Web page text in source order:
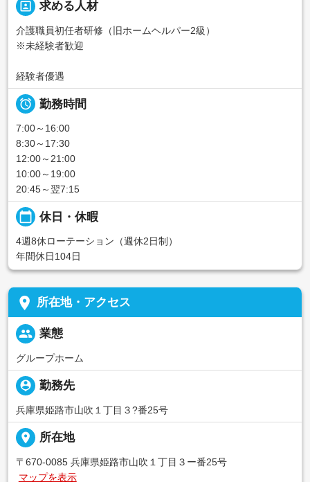
portrait 求める人材
介護職員初任者研修（旧ホームヘルパー2級）
※未経験者歓迎
経験者優遇
 勤務時間
7:00～16:00
8:30～17:30
12:00～21:00
10:00～19:00
20:45～翌7:15
calendar_today 休日・休暇
4週8休ローテーション（週休2日制）
年間休日104日
place 所在地・アクセス
people 業態
グループホーム
person_pin 勤務先
兵庫県姫路市山吹１丁目３?番25号
place 所在地
〒670-0085 兵庫県姫路市山吹１丁目３ー番25号
マップを表示